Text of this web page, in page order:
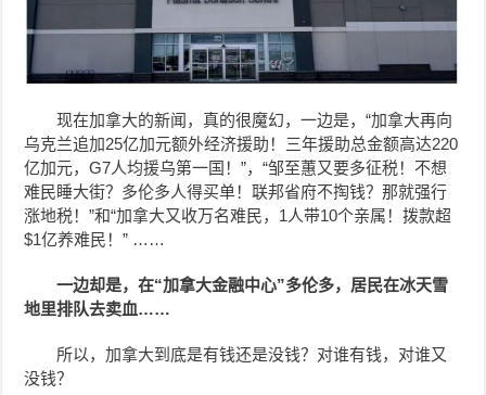
现在加拿大的新闻，真的很魔幻，一边是，“加拿大再向
乌克兰追加25亿加元额外经济援助！三年援助总金额高达220
亿加元，G7人均援乌第一国！”，“邹至蕙又要多征税！不想
难民睡大街？多伦多人得买单！联邦省府不掏钱？那就强行
涨地税！”和“加拿大又收万名难民，1人带10个亲属！拨款超
$1亿养难民！” ……
一边却是，在“加拿大金融中心”多伦多，居民在冰天雪
地里排队去卖血……
所以，加拿大到底是有钱还是没钱？对谁有钱，对谁又
没钱？